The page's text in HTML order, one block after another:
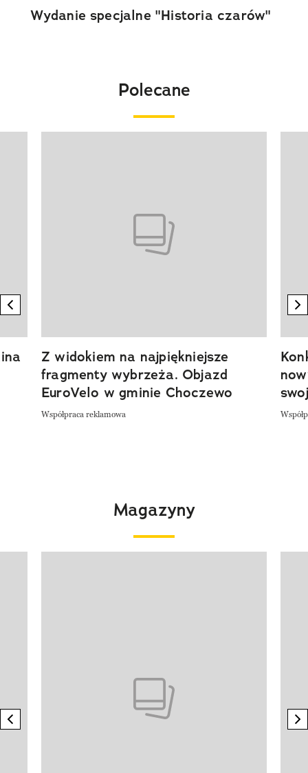
Wydanie specjalne "Historia czarów"
Polecane
previous element
Z widokiem na najpiękniejsze
fragmenty wybrzeża. Objazd
EuroVelo w gminie Choczewo
Współpraca reklamowa
Magazyny
previous element